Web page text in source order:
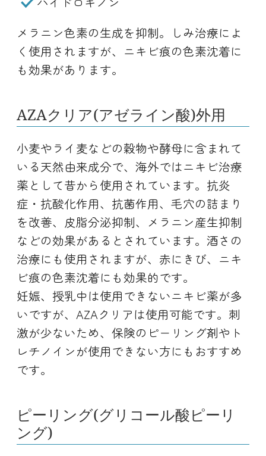
メラニン色素の生成を抑制。しみ治療によ
く使用されますが、ニキビ痕の色素沈着に
も効果があります。
AZAクリア(アゼライン酸)外用
小麦やライ麦などの穀物や酵母に含まれて
いる天然由来成分で、海外ではニキビ治療
薬として昔から使用されています。抗炎
症・抗酸化作用、抗菌作用、毛穴の詰まり
を改善、皮脂分泌抑制、メラニン産生抑制
などの効果があるとされています。酒さの
治療にも使用されますが、赤にきび、ニキ
ビ痕の色素沈着にも効果的です。
妊娠、授乳中は使用できないニキビ薬が多
いですが、AZAクリアは使用可能です。刺
激が少ないため、保険のピーリング剤やト
レチノインが使用できない方にもおすすめ
です。
ピーリング(グリコール酸ピーリ
ング)